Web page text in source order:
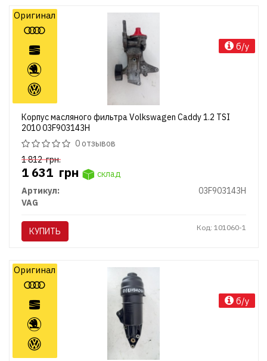
Корпус масляного фильтра Volkswagen Caddy 1.2 TSI
2010 03F903143H
0 отзывов
1 812грн.
1 631 грн
склад
Артикул:
03F903143H
VAG
КУПИТЬ Код: 101060-1
Оригинал
б/у
Оригинал
б/у